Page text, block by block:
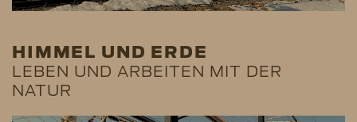
HIMMEL UND ERDE
LEBEN UND ARBEITEN MIT DER
NATUR